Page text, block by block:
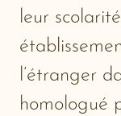
leur
l’étranger
homologué